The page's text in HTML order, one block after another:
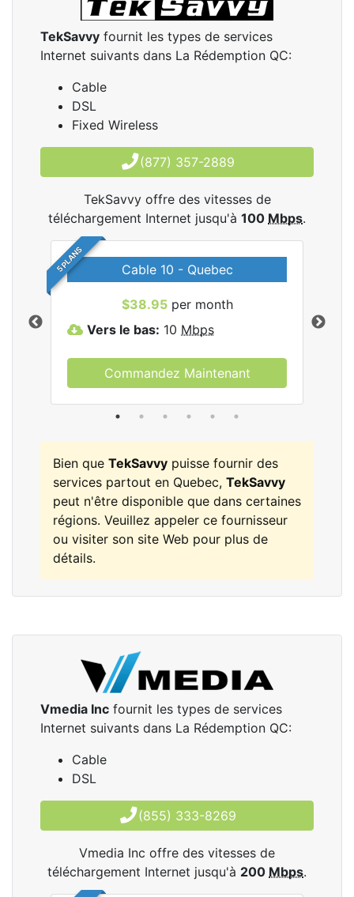
TekSavvy fournit les types de services
Internet suivants dans La Rédemption QC:
Cable
DSL
Fixed Wireless
(877) 357-2889
TekSavvy offre des vitesses de
téléchargement Internet jusqu'à 100 Mbps.
5 PLANS Cable 10 - Quebec
$38.95per month
Vers le bas: 10 Mbps
Commandez Maintenant
Bien que TekSavvy puisse fournir des
services partout en Quebec, TekSavvy
peut n'être disponible que dans certaines
régions. Veuillez appeler ce fournisseur
ou visiter son site Web pour plus de
détails.
Vmedia Inc fournit les types de services
Internet suivants dans La Rédemption QC:
Cable
DSL
(855) 333-8269
Vmedia Inc offre des vitesses de
téléchargement Internet jusqu'à 200 Mbps.